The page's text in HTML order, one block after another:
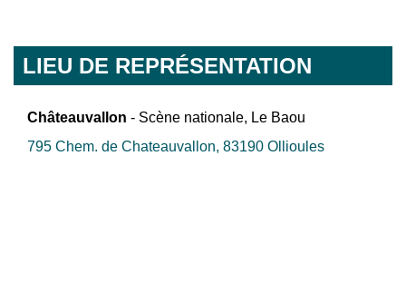
LIEU DE REPRÉSENTATION
Châteauvallon - Scène nationale, Le Baou
795 Chem. de Chateauvallon, 83190 Ollioules